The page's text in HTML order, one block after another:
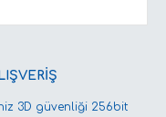
3D güvenliği 256bit